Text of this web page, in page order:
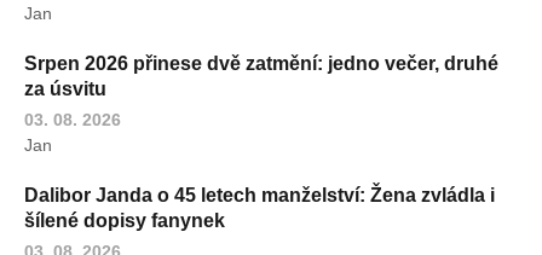
Jan
Srpen 2026 přinese dvě zatmění: jedno večer, druhé
za úsvitu
03. 08. 2026
Jan
Dalibor Janda o 45 letech manželství: Žena zvládla i
šílené dopisy fanynek